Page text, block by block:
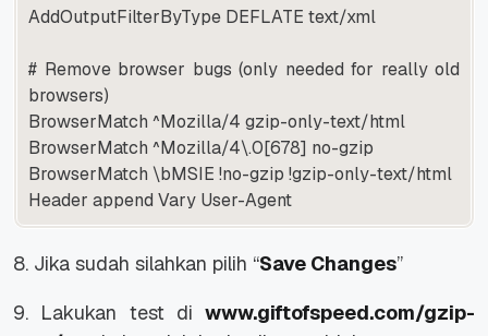
AddOutputFilterByType DEFLATE text/xml
# Remove browser bugs (only needed for really old
browsers)
BrowserMatch ^Mozilla/4 gzip-only-text/html
BrowserMatch ^Mozilla/4\.0[678] no-gzip
BrowserMatch \bMSIE !no-gzip !gzip-only-text/html
Header append Vary User-Agent
8. Jika sudah silahkan pilih “Save Changes”
9. Lakukan test di www.giftofspeed.com/gzip-